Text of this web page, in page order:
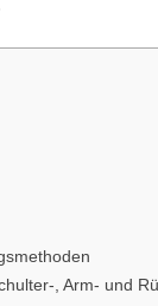
, Arm- und